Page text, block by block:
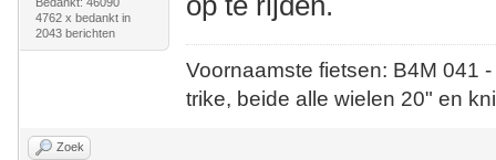
4762 x bedankt in
2043 berichten
Voornaamste fietsen: B4M
trike, beide alle wielen 20" en
Zoek